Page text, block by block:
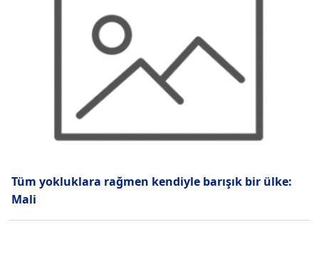
Tüm yokluklara rağmen kendiyle barışık bir ülke:
Mali